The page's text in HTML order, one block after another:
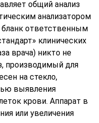
между общим и
искать их не
подразумевает то
для удобства называют
суть от этого не
включает: